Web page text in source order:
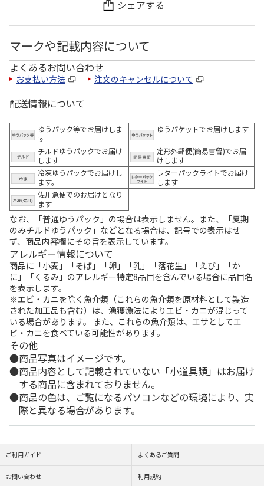
シェアする
マークや記載内容について
よくあるお問い合わせ
お支払い方法 注文のキャンセルについて
配送情報について
ゆうパック等でお届けしま
す
ゆうパケットでお届けします
チルドゆうパックでお届け
します
定形外郵便(簡易書留)でお届
けします
冷凍ゆうパックでお届けし
ます。
レターパックライトでお届け
します
佐川急便でのお届けとなり
ます
なお、「普通ゆうパック」の場合は表示しません。また、「夏期
のみチルドゆうパック」などとなる場合は、記号での表示はせ
ず、商品内容欄にその旨を表示しています。
アレルギー情報について
商品に「小麦」「そば」「卵」「乳」「落花生」「えび」「か
に」「くるみ」のアレルギー特定8品目を含んでいる場合に品目名
を表示します。
※エビ・カニを除く魚介類（これらの魚介類を原材料として製造
された加工品も含む）は、漁獲漁法によりエビ・カニが混じって
いる場合があります。 また、これらの魚介類は、エサとしてエ
ビ・カニを食べている可能性があります。
その他
商品写真はイメージです。
商品内容として記載されていない「小道具類」はお届け
する商品に含まれておりません。
商品の色は、ご覧になるパソコンなどの環境により、実
際と異なる場合があります。
ご利用ガイド よくあるご質問
お問い合わせ 利用規約